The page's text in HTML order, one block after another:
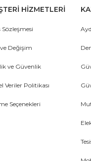
HİZMETLERİ
Sözleşmesi
Değişim
ve Güvenlik
Veriler Politikası
Seçenekleri